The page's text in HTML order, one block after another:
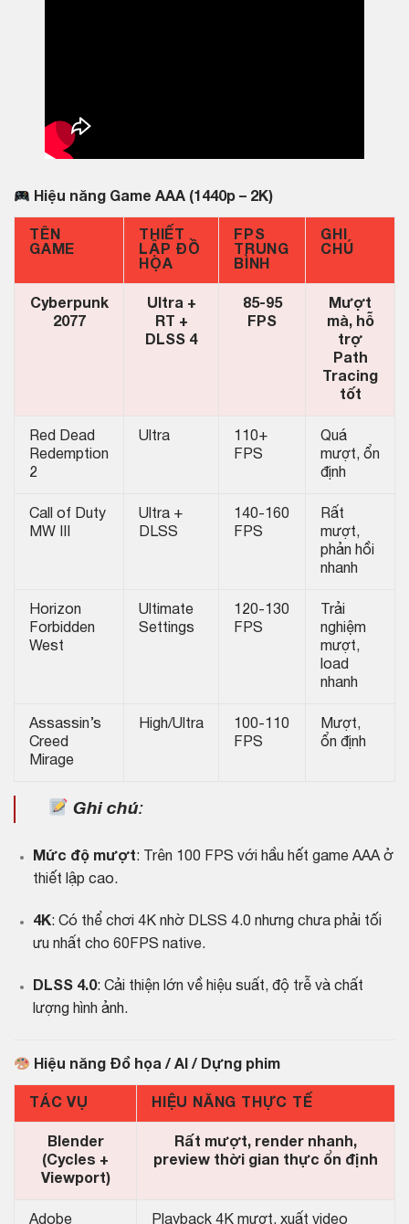
Hiệu năng Game AAA (1440p – 2K)
TÊN
GAME
THIẾT
LẬP ĐỒ
HỌA
FPS
TRUNG
BÌNH
GHI
CHÚ
Cyberpunk
2077
Ultra +
RT +
DLSS 4
85-95
FPS
Mượt
mà, hỗ
trợ
Path
Tracing
tốt
Red Dead
Redemption
2
Ultra
110+
FPS
Quá
mượt, ổn
định
Call of Duty
MW III
Ultra +
DLSS
140-160
FPS
Rất
mượt,
phản hồi
nhanh
Horizon
Forbidden
West
Ultimate
Settings
120-130
FPS
Trải
nghiệm
mượt,
load
nhanh
Assassin’s
Creed
Mirage
High/Ultra
100-110
FPS
Mượt,
ổn định
Ghi chú:
Mức độ mượt: Trên 100 FPS với hầu hết game AAA ở
thiết lập cao.
4K: Có thể chơi 4K nhờ DLSS 4.0 nhưng chưa phải tối
ưu nhất cho 60FPS native.
DLSS 4.0: Cải thiện lớn về hiệu suất, độ trễ và chất
lượng hình ảnh.
Hiệu năng Đồ họa / AI / Dựng phim
TÁC VỤ HIỆU NĂNG THỰC TẾ
Blender
(Cycles +
Viewport)
Rất mượt, render nhanh,
preview thời gian thực ổn định
Adobe
Playback 4K mượt, xuất video